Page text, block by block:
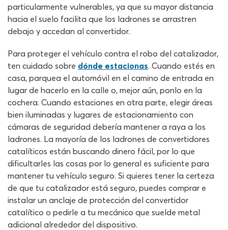
particularmente vulnerables, ya que su mayor distancia
hacia el suelo facilita que los ladrones se arrastren
debajo y accedan al convertidor.
Para proteger el vehículo contra el robo del catalizador,
ten cuidado sobre dónde estacionas. Cuando estés en
casa, parquea el automóvil en el camino de entrada en
lugar de hacerlo en la calle o, mejor aún, ponlo en la
cochera. Cuando estaciones en otra parte, elegir áreas
bien iluminadas y lugares de estacionamiento con
cámaras de seguridad debería mantener a raya a los
ladrones. La mayoría de los ladrones de convertidores
catalíticos están buscando dinero fácil, por lo que
dificultarles las cosas por lo general es suficiente para
mantener tu vehículo seguro. Si quieres tener la certeza
de que tu catalizador está seguro, puedes comprar e
instalar un anclaje de protección del convertidor
catalítico o pedirle a tu mecánico que suelde metal
adicional alrededor del dispositivo.